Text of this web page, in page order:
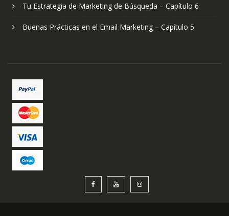
Tu Estrategia de Marketing de Búsqueda – Capítulo 6
Buenas Prácticas en el Email Marketing – Capítulo 5